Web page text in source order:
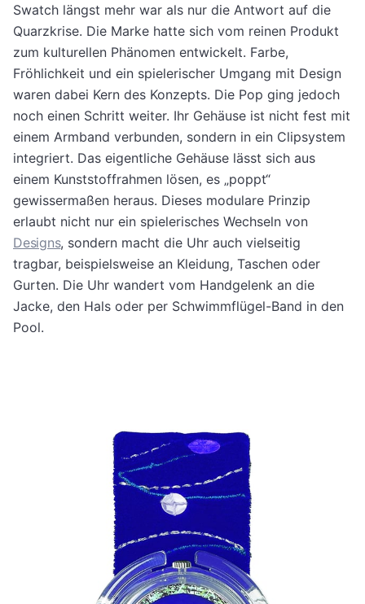
Swatch längst mehr war als nur die Antwort auf die
Quarzkrise. Die Marke hatte sich vom reinen Produkt
zum kulturellen Phänomen entwickelt. Farbe,
Fröhlichkeit und ein spielerischer Umgang mit Design
waren dabei Kern des Konzepts. Die Pop ging jedoch
noch einen Schritt weiter. Ihr Gehäuse ist nicht fest mit
einem Armband verbunden, sondern in ein Clipsystem
integriert. Das eigentliche Gehäuse lässt sich aus
einem Kunststoffrahmen lösen, es „poppt“
gewissermaßen heraus. Dieses modulare Prinzip
erlaubt nicht nur ein spielerisches Wechseln von
Designs, sondern macht die Uhr auch vielseitig
tragbar, beispielsweise an Kleidung, Taschen oder
Gurten. Die Uhr wandert vom Handgelenk an die
Jacke, den Hals oder per Schwimmflügel-Band in den
Pool.